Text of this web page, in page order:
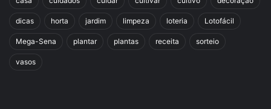
dicas horta jardim limpeza loteria Lotofácil
Mega-Sena plantar plantas receita sorteio
vasos